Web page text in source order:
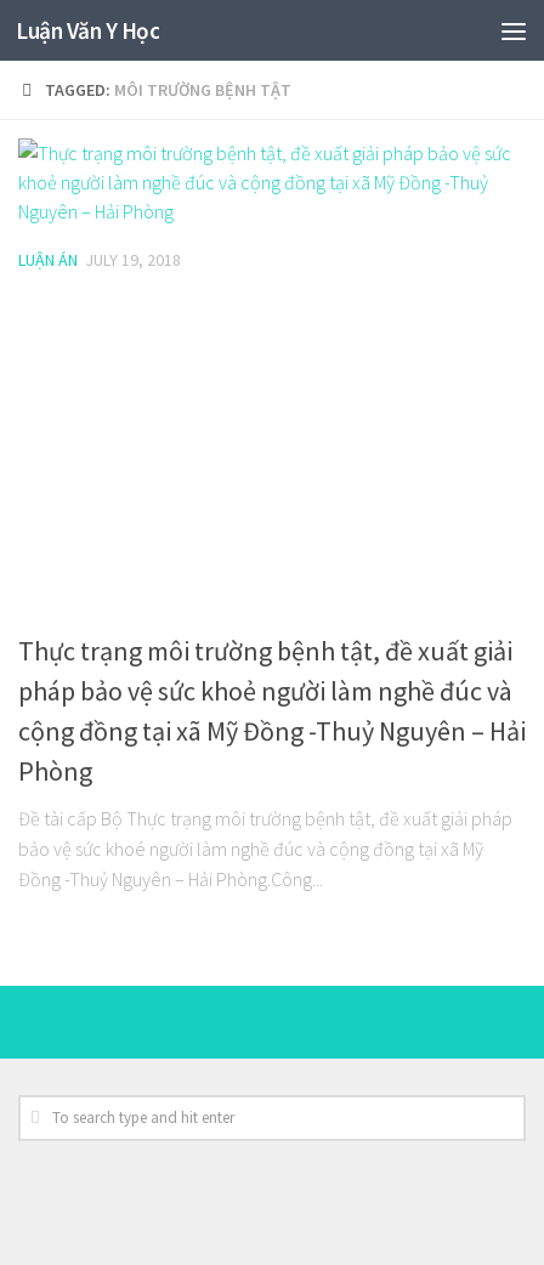
Luận Văn Y Học
TAGGED: MÔI TRƯỜNG BỆNH TẬT
LUẬN ÁN JULY 19, 2018
Thực trạng môi trường bệnh tật, đề xuất giải
pháp bảo vệ sức khoẻ người làm nghề đúc và
cộng đồng tại xã Mỹ Đồng -Thuỷ Nguyên – Hải
Phòng
Đề tài cấp Bộ Thực trạng môi trường bệnh tật, đề xuất giải pháp
bảo vệ sức khoé người làm nghề đúc và cộng đồng tại xã Mỹ
Đồng -Thuỷ Nguyên – Hải Phòng.Công...